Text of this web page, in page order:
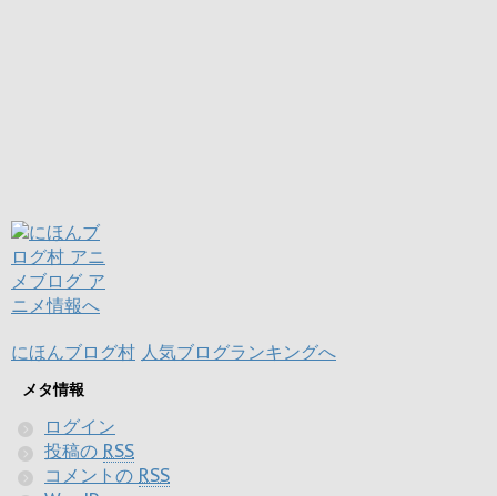
にほんブログ村 人気ブログランキングへ
メタ情報
ログイン
投稿の RSS
コメントの RSS